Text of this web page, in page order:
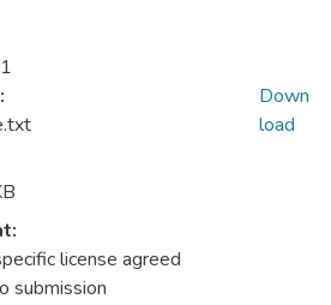
license agreed
submission
Down
load